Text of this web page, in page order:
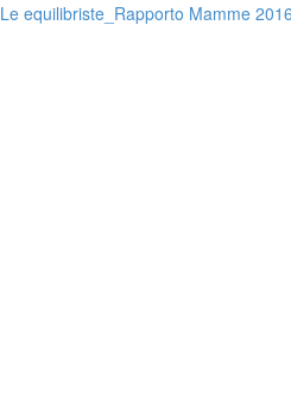
Le equilibriste_Rapporto Mamme 2016